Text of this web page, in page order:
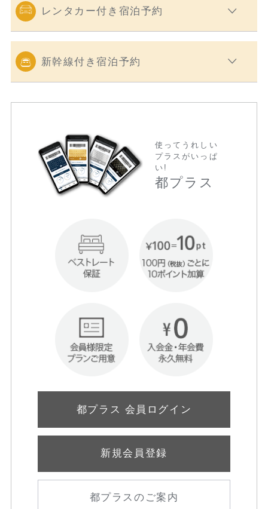
レンタカー付き宿泊予約
新幹線付き宿泊予約
使ってうれしい
プラスがいっぱ
い!
都プラス
都プラス 会員ログイン
新規会員登録
都プラスのご案内